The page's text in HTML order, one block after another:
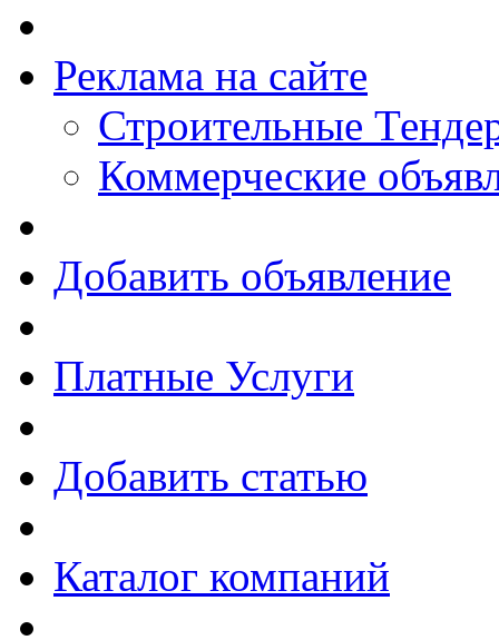
Реклама на сайте
Строительные
Коммерческие
Добавить объявление
Платные Услуги
Добавить статью
Каталог компаний